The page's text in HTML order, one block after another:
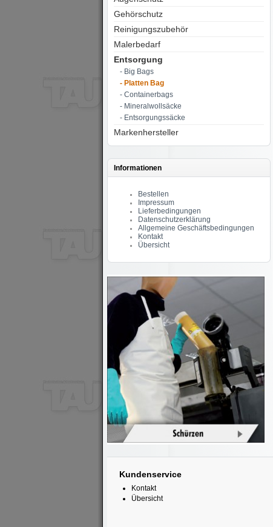
Gehörschutz
Reinigungszubehör
Malerbedarf
Entsorgung
- Big Bags
- Platten Bag
- Containerbags
- Mineralwollsäcke
- Entsorgungssäcke
Markenhersteller
Informationen
Bestellen
Impressum
Lieferbedingungen
Datenschutzerklärung
Allgemeine Geschäftsbedingungen
Kontakt
Übersicht
Kundenservice
Kontakt
Übersicht